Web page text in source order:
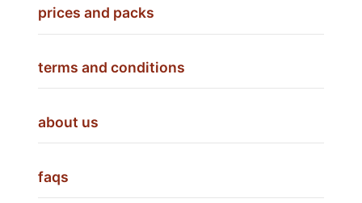
prices and packs
terms and conditions
about us
faqs